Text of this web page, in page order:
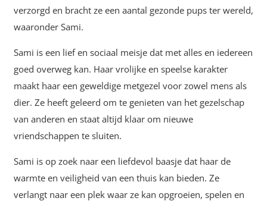
verzorgd en bracht ze een aantal gezonde pups ter wereld,
waaronder Sami.
Sami is een lief en sociaal meisje dat met alles en iedereen
goed overweg kan. Haar vrolijke en speelse karakter
maakt haar een geweldige metgezel voor zowel mens als
dier. Ze heeft geleerd om te genieten van het gezelschap
van anderen en staat altijd klaar om nieuwe
vriendschappen te sluiten.
Sami is op zoek naar een liefdevol baasje dat haar de
warmte en veiligheid van een thuis kan bieden. Ze
verlangt naar een plek waar ze kan opgroeien, spelen en